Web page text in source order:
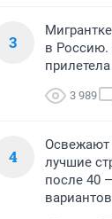
3
в
3 989
4
лучшие
после 40